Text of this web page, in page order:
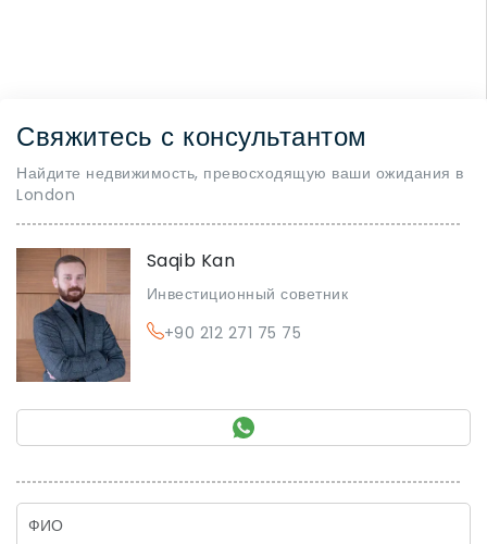
Свяжитесь с консультантом
Найдите недвижимость, превосходящую ваши ожидания в
London
Saqib Kan
Инвестиционный советник
+90 212 271 75 75